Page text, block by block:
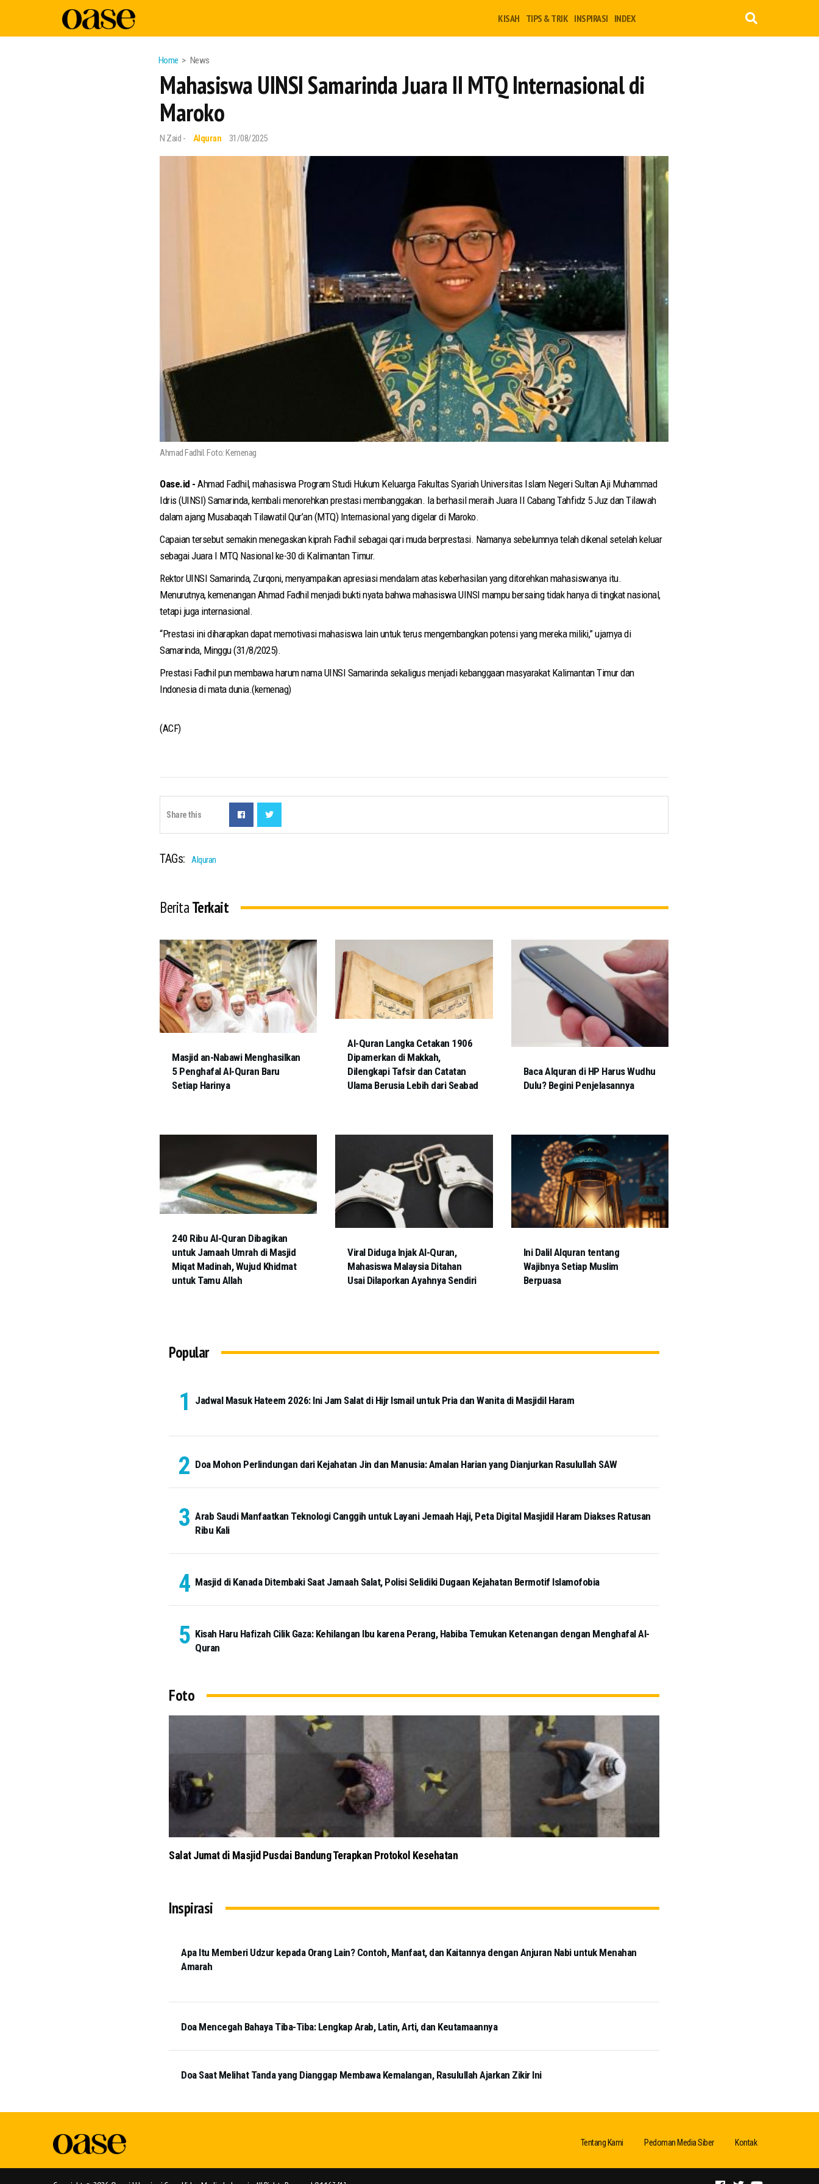
KISAH TIPS & TRIK INSPIRASI INDEX
Home News
Mahasiswa UINSI Samarinda Juara II MTQ Internasional di
Maroko
N Zaid - Alquran 31/08/2025
Ahmad Fadhil. Foto: Kemenag
Oase.id - Ahmad Fadhil, mahasiswa Program Studi Hukum Keluarga Fakultas Syariah Universitas Islam Negeri Sultan Aji Muhammad
Idris (UINSI) Samarinda, kembali menorehkan prestasi membanggakan. Ia berhasil meraih Juara II Cabang Tahfidz 5 Juz dan Tilawah
dalam ajang Musabaqah Tilawatil Qur’an (MTQ) Internasional yang digelar di Maroko.
Capaian tersebut semakin menegaskan kiprah Fadhil sebagai qari muda berprestasi. Namanya sebelumnya telah dikenal setelah keluar
sebagai Juara I MTQ Nasional ke-30 di Kalimantan Timur.
Rektor UINSI Samarinda, Zurqoni, menyampaikan apresiasi mendalam atas keberhasilan yang ditorehkan mahasiswanya itu.
Menurutnya, kemenangan Ahmad Fadhil menjadi bukti nyata bahwa mahasiswa UINSI mampu bersaing tidak hanya di tingkat nasional,
tetapi juga internasional.
“Prestasi ini diharapkan dapat memotivasi mahasiswa lain untuk terus mengembangkan potensi yang mereka miliki,” ujarnya di
Samarinda, Minggu (31/8/2025).
Prestasi Fadhil pun membawa harum nama UINSI Samarinda sekaligus menjadi kebanggaan masyarakat Kalimantan Timur dan
Indonesia di mata dunia.(kemenag)
(ACF)
Share this
TAGs: Alquran
BeritaTerkait
Masjid an-Nabawi Menghasilkan
5 Penghafal Al-Quran Baru
Setiap Harinya
Al-Quran Langka Cetakan 1906
Dipamerkan di Makkah,
Dilengkapi Tafsir dan Catatan
Ulama Berusia Lebih dari Seabad
Baca Alquran di HP Harus Wudhu
Dulu? Begini Penjelasannya
240 Ribu Al-Quran Dibagikan
untuk Jamaah Umrah di Masjid
Miqat Madinah, Wujud Khidmat
untuk Tamu Allah
Viral Diduga Injak Al-Quran,
Mahasiswa Malaysia Ditahan
Usai Dilaporkan Ayahnya Sendiri
Ini Dalil Alquran tentang
Wajibnya Setiap Muslim
Berpuasa
Popular
Jadwal Masuk Hateem 2026: Ini Jam Salat di Hijr Ismail untuk Pria dan Wanita di Masjidil Haram
Doa Mohon Perlindungan dari Kejahatan Jin dan Manusia: Amalan Harian yang Dianjurkan Rasulullah SAW
Arab Saudi Manfaatkan Teknologi Canggih untuk Layani Jemaah Haji, Peta Digital Masjidil Haram Diakses Ratusan
Ribu Kali
Masjid di Kanada Ditembaki Saat Jamaah Salat, Polisi Selidiki Dugaan Kejahatan Bermotif Islamofobia
Kisah Haru Hafizah Cilik Gaza: Kehilangan Ibu karena Perang, Habiba Temukan Ketenangan dengan Menghafal Al-
Quran
Foto
Pusdai Bandung Terapkan Protokol Kesehatan Tokoh Masyarakat dan Ulama Jawa Timur Gelar Istigasah Kubra Secara Daring
Inspirasi
Apa Itu Memberi Udzur kepada Orang Lain? Contoh, Manfaat, dan Kaitannya dengan Anjuran Nabi untuk Menahan
Amarah
Doa Mencegah Bahaya Tiba-Tiba: Lengkap Arab, Latin, Arti, dan Keutamaannya
Doa Saat Melihat Tanda yang Dianggap Membawa Kemalangan, Rasulullah Ajarkan Zikir Ini
Tentang Kami Pedoman Media Siber Kontak